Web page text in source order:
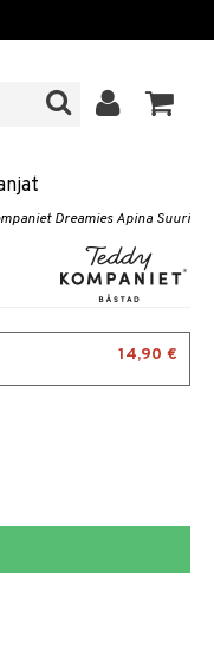
Dreamies Apina Suuri
14,90 €